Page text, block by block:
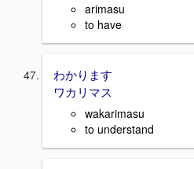
arimasu
to have
わかります
ワカリマス
wakarimasu
to understand